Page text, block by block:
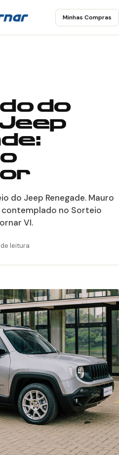
Minhas Compras
do
do Jeep Renegade. Mauro
contemplado no Sorteio
VI.
leitura